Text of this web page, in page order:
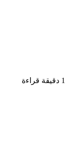
1 دقيقة قراءة